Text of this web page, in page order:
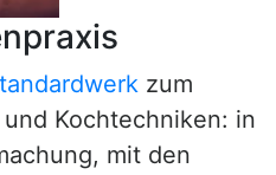
zum
Kochtechniken: in
mit den